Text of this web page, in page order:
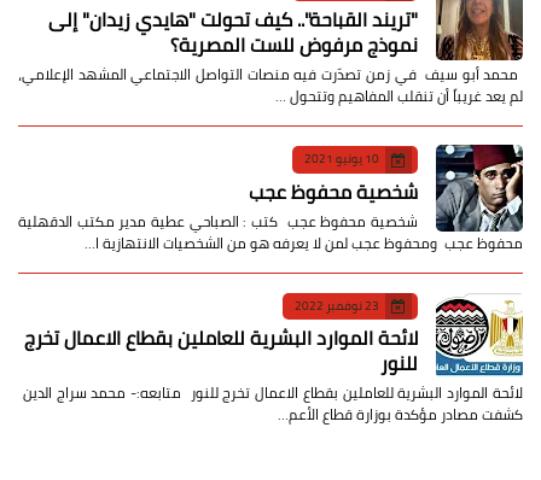
​"تريند القباحة".. كيف تحولت "هايدي زيدان" إلى
نموذج مرفوض للست المصرية؟
​ محمد أبو سيف ​في زمن تصدّرت فيه منصات التواصل الاجتماعي المشهد الإعلامي،
لم يعد غريباً أن تنقلب المفاهيم وتتحول …
10 يونيو 2021
شخصية محفوظ عجب
شخصية محفوظ عجب كتب : الصباحي عطية مدير مكتب الدقهلية
محفوظ عجب ومحفوظ عجب لمن لا يعرفه هو من الشخصيات الانتهازية ا…
23 نوفمبر 2022
لائحة الموارد البشرية للعاملين بقطاع الاعمال تخرج
للنور
لائحة الموارد البشرية للعاملين بقطاع الاعمال تخرج للنور متابعه:- محمد سراج الدين
كشفت مصادر مؤكدة بوزارة قطاع الأعم…